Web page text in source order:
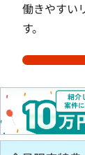
働きやすい
す。